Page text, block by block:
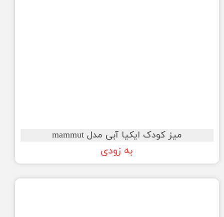
میز کودک ایکیا آبی مدل mammut
به زودی